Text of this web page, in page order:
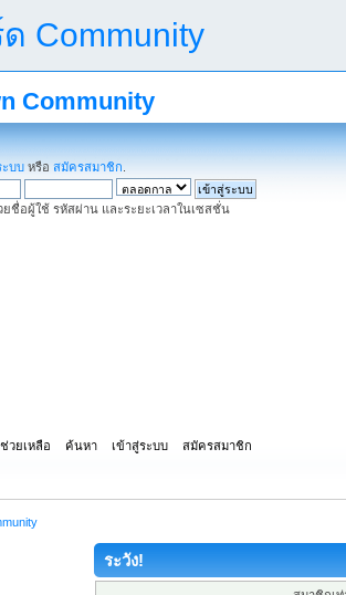
Community
Community
ะบบ หรือ สมัครสมาชิก
ยชื่อผู้ใช้ รหัสผ่าน และระยะเวลาในเซสชั่น
ช่วยเหลือ ค้นหา เข้าสู่ระบบ สมัครสมาชิก
ระวัง!